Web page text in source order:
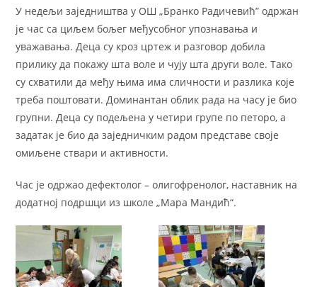
У недељи заједништва у ОШ „Бранко Радичевић” одржан
је час са циљем бољег међусобног упознавања и
уважавања. Деца су кроз цртеж и разговор добила
прилику да покажу шта воле и чују шта други воле. Тако
су схватили да међу њима има сличности и разлика које
треба поштовати. Доминантан облик рада на часу је био
групни. Деца су подељена у четири групе по петоро, а
задатак је био да заједничким радом представе своје
омиљене ствари и активности.
Час је одржао дефектолог – олигофренолог, наставник на
додатној подршци из школе „Мара Мандић“.